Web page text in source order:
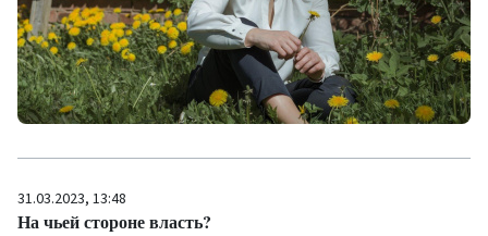
31.03.2023, 13:48
На чьей стороне власть?